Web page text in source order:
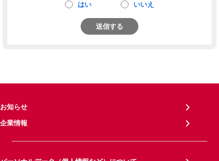
はい いいえ
送信する
お知らせ
企業情報